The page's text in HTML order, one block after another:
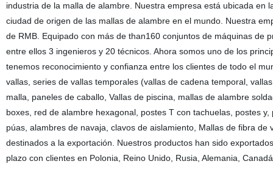
industria de la malla de alambre. Nuestra empresa está ubicada
ciudad de origen de las mallas de alambre en el mundo. Nuestra
de RMB. Equipado con más de than160 conjuntos de máquinas de
entre ellos 3 ingenieros y 20 técnicos. Ahora somos uno de los
tenemos reconocimiento y confianza entre los clientes de todo el
vallas, series de vallas temporales (vallas de cadena temporal,
malla, paneles de caballo, Vallas de piscina, mallas de alambre
boxes, red de alambre hexagonal, postes T con tachuelas, postes
púas, alambres de navaja, clavos de aislamiento, Mallas de fibra
destinados a la exportación. Nuestros productos han sido
plazo con clientes en Polonia, Reino Unido, Rusia, Alemania,